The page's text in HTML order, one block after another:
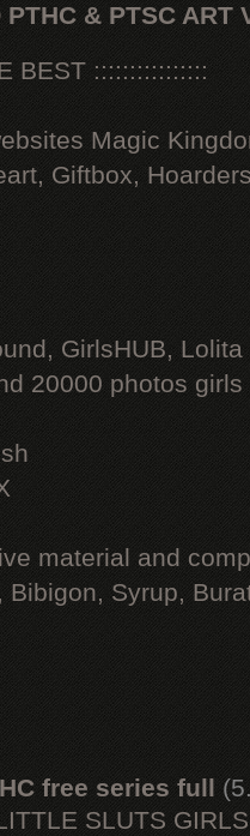
PTHC & PTSC ART
BEST ::::::::::::::::
Magic
Giftbox,
GirlsHUB, Lolita
20000 photos
material and
Bibigon, Syrup,
free series full
SLUTS